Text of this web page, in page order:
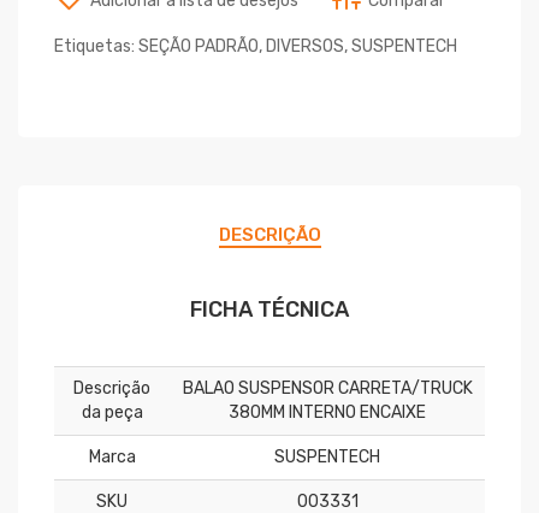
Etiquetas: SEÇÃO PADRÃO, DIVERSOS,SUSPENTECH
DESCRIÇÃO
FICHA TÉCNICA
Descrição
da peça
BALAO SUSPENSOR CARRETA/TRUCK
380MM INTERNO ENCAIXE
Marca SUSPENTECH
SKU 003331